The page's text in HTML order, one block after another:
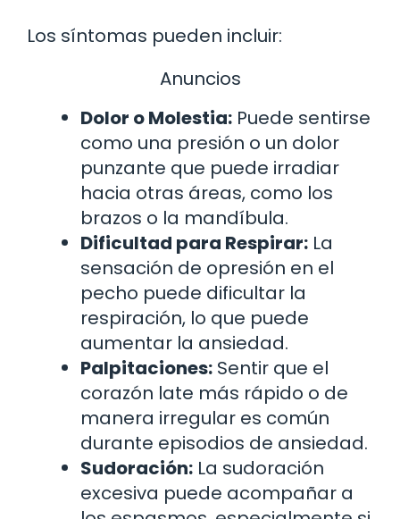
Los síntomas pueden incluir:
Anuncios
Dolor o Molestia: Puede sentirse
como una presión o un dolor
punzante que puede irradiar
hacia otras áreas, como los
brazos o la mandíbula.
Dificultad para Respirar: La
sensación de opresión en el
pecho puede dificultar la
respiración, lo que puede
aumentar la ansiedad.
Palpitaciones: Sentir que el
corazón late más rápido o de
manera irregular es común
durante episodios de ansiedad.
Sudoración: La sudoración
excesiva puede acompañar a